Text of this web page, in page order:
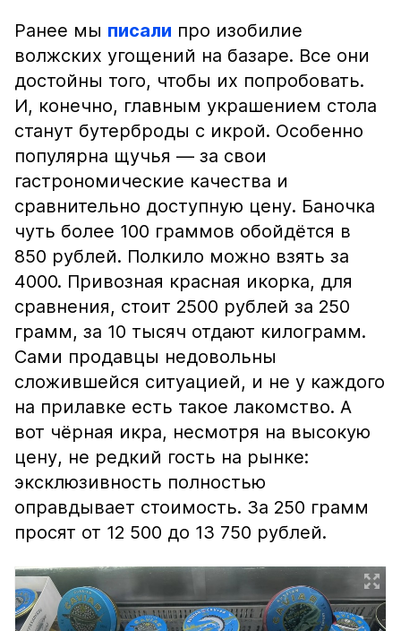
Ранее мы писали про изобилие
волжских угощений на базаре. Все они
достойны того, чтобы их попробовать.
И, конечно, главным украшением стола
станут бутерброды с икрой. Особенно
популярна щучья — за свои
гастрономические качества и
сравнительно доступную цену. Баночка
чуть более 100 граммов обойдётся в
850 рублей. Полкило можно взять за
4000. Привозная красная икорка, для
сравнения, стоит 2500 рублей за 250
грамм, за 10 тысяч отдают килограмм.
Сами продавцы недовольны
сложившейся ситуацией, и не у каждого
на прилавке есть такое лакомство. А
вот чёрная икра, несмотря на высокую
цену, не редкий гость на рынке:
эксклюзивность полностью
оправдывает стоимость. За 250 грамм
просят от 12 500 до 13 750 рублей.